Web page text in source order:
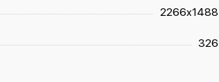
2266x1488
326